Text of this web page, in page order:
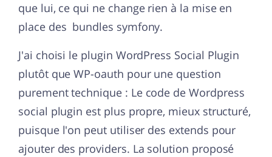
que lui, ce qui ne change rien à la mise en
place des bundles symfony.
J'ai choisi le plugin WordPress Social Plugin
plutôt que WP-oauth pour une question
purement technique : Le code de Wordpress
social plugin est plus propre, mieux structuré,
puisque l'on peut utiliser des extends pour
ajouter des providers. La solution proposé